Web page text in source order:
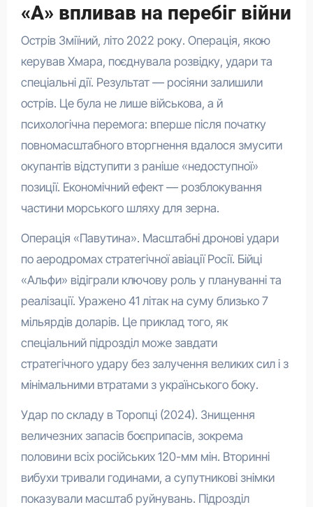
«А» впливав на перебіг війни
Острів Зміїний, літо 2022 року. Операція, якою
керував Хмара, поєднувала розвідку, удари та
спеціальні дії. Результат — росіяни залишили
острів. Це була не лише військова, а й
психологічна перемога: вперше після початку
повномасштабного вторгнення вдалося змусити
окупантів відступити з раніше «недоступної»
позиції. Економічний ефект — розблокування
частини морського шляху для зерна.
Операція «Павутина». Масштабні дронові удари
по аеродромах стратегічної авіації Росії. Бійці
«Альфи» відіграли ключову роль у плануванні та
реалізації. Уражено 41 літак на суму близько 7
мільярдів доларів. Це приклад того, як
спеціальний підрозділ може завдати
стратегічного удару без залучення великих сил і з
мінімальними втратами з українського боку.
Удар по складу в Торопці (2024). Знищення
величезних запасів боєприпасів, зокрема
половини всіх російських 120-мм мін. Вторинні
вибухи тривали годинами, а супутникові знімки
показували масштаб руйнувань. Підрозділ